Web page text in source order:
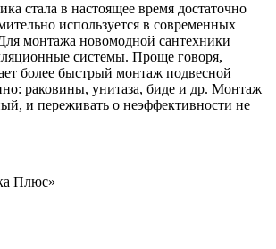
стала в настоящее время достаточно
используется в современных
монтажа новомодной сантехники
системы. Проще говоря,
более быстрый монтаж подвесной
раковины, унитаза, биде и др. Монтаж
и переживать о неэффективности не
Плюс»